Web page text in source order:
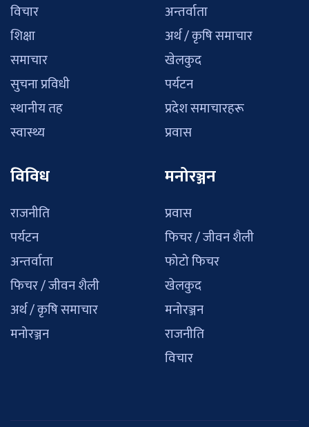
विचार
शिक्षा
समाचार
सुचना प्रविधी
स्थानीय तह
स्वास्थ्य
अन्तर्वाता
अर्थ / कृषि समाचार
खेलकुद
पर्यटन
प्रदेश समाचारहरू
प्रवास
विविध
राजनीति
पर्यटन
अन्तर्वाता
फिचर / जीवन शैली
अर्थ / कृषि समाचार
मनोरञ्जन
मनोरञ्जन
प्रवास
फिचर / जीवन शैली
फोटो फिचर
खेलकुद
मनोरञ्जन
राजनीति
विचार